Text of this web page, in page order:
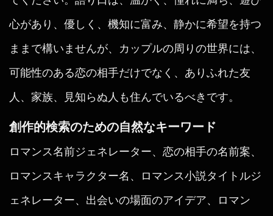
心があり、優しく、機知に富み、静かに希望を持つ
ままで構いませんが、カップルの周りの世界には、
可能性のある恋の相手だけでなく、ありふれた友
人、家族、見知らぬ人も住んでいるべきです。
創作的検索のための自然なキーワード
ロマンス名前ジェネレーター、恋の相手の名前案、
ロマンスキャラクター名、ロマンス小説タイトルジ
ェネレーター、出会いの場面のアイデア、ロマン